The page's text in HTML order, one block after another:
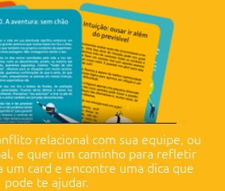
relacional com sua equipe, ou
e quer um caminho para refletir
um card e encontre uma dica que
pode te ajudar.